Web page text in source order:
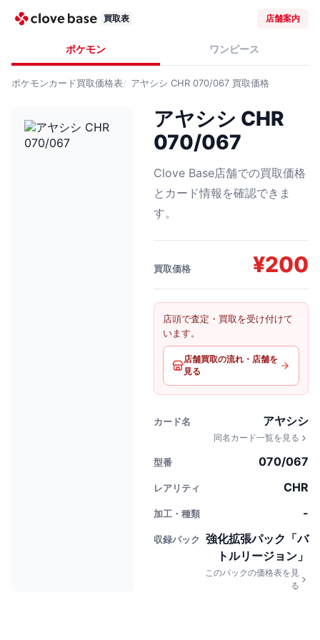
買取表 店舗案内
ポケモン ワンピース
ポケモンカード買取価格表 アヤシシ CHR 070/067 買取価格
アヤシシ CHR
070/067
Clove Base店舗での買取価格
とカード情報を確認できま
す。
買取価格 ¥200
店頭で査定・買取を受け付けて
います。
店舗買取の流れ・店舗を
見る
カード名 アヤシシ
同名カード一覧を見る
型番 070/067
レアリティ CHR
加工・種類 -
収録パック
強化拡張パック「バ
トルリージョン」
このパックの価格表を見
る